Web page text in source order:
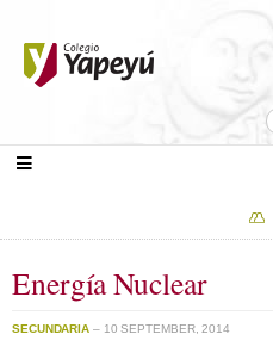
Energía Nuclear
SECUNDARIA – 10 SEPTEMBER, 2014